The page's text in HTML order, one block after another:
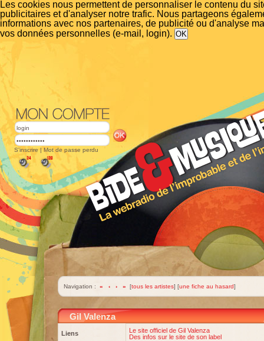
Les cookies nous permettent de personnaliser le contenu du
publicitaires et d'analyser notre trafic. Nous partageons
informations avec nos partenaires, de publicité ou d'analyse
vos données personnelles (e-mail, login).
S'inscrire | Mot de passe perdu
Navigation : « ‹ › » [tous les artistes] [une fiche au hasard]
Gil Valenza
Liens
Le site officiel de Gil Valenza
Des infos sur le site de son label